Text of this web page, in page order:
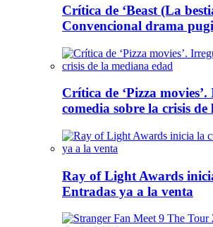
Crítica de ‘Beast (La
Convencional drama
Crítica de ‘Pizza
comedia sobre la crisis
Ray of Light Awards
Entradas ya a la venta